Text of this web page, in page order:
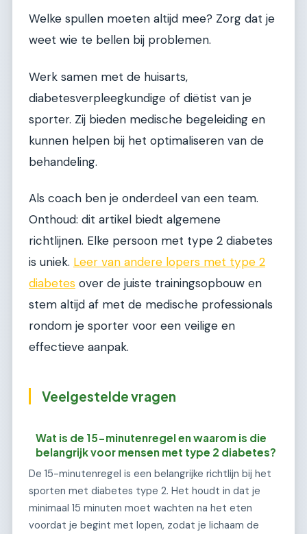
Welke spullen moeten altijd mee? Zorg dat je
weet wie te bellen bij problemen.
Werk samen met de huisarts,
diabetesverpleegkundige of diëtist van je
sporter. Zij bieden medische begeleiding en
kunnen helpen bij het optimaliseren van de
behandeling.
Als coach ben je onderdeel van een team.
Onthoud: dit artikel biedt algemene
richtlijnen. Elke persoon met type 2 diabetes
is uniek. Leer van andere lopers met type 2
diabetes over de juiste trainingsopbouw en
stem altijd af met de medische professionals
rondom je sporter voor een veilige en
effectieve aanpak.
Veelgestelde vragen
Wat is de 15-minutenregel en waarom is die
belangrijk voor mensen met type 2 diabetes?
De 15-minutenregel is een belangrijke richtlijn bij het
sporten met diabetes type 2. Het houdt in dat je
minimaal 15 minuten moet wachten na het eten
voordat je begint met lopen, zodat je lichaam de